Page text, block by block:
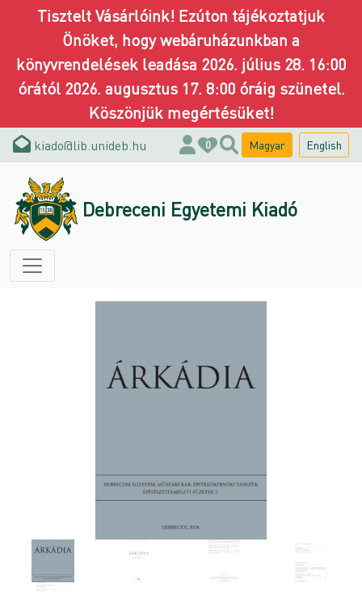
Tisztelt Vásárlóink! Ezúton tájékoztatjuk
Önöket, hogy webáruházunkban a
könyvrendelések leadása 2026. július 28. 16:00
órától 2026. augusztus 17. 8:00 óráig szünetel.
Köszönjük megértésüket!
kiado@lib.unideb.hu 0 Magyar English
Debreceni Egyetemi Kiadó